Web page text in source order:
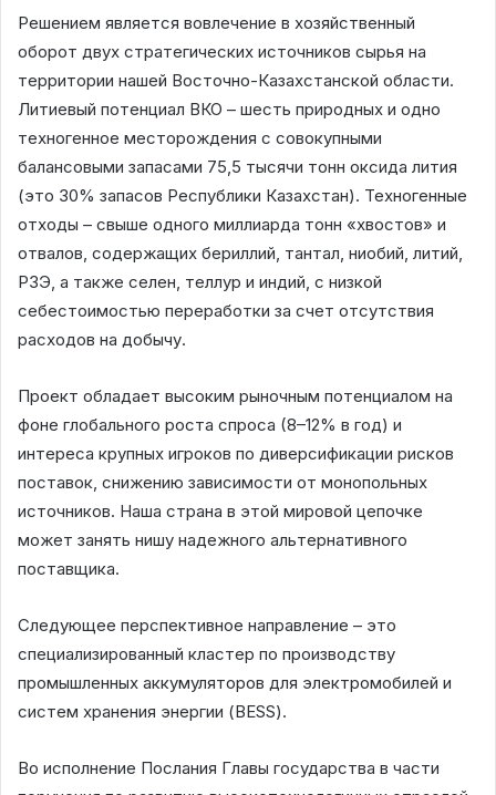
Решением является вовлечение в хозяйственный
оборот двух стратегических источников сырья на
территории нашей Восточно-Казахстанской области.
Литиевый потенциал ВКО – шесть природных и одно
техногенное месторождения с совокупными
балансовыми запасами 75,5 тысячи тонн оксида лития
(это 30% запасов Республики Казахстан). Техногенные
отходы – свыше одного миллиарда тонн «хвостов» и
отвалов, содержащих бериллий, тантал, ниобий, литий,
РЗЭ, а также селен, теллур и индий, с низкой
себестоимостью переработки за счет отсутствия
расходов на добычу.
Проект обладает высоким рыночным потенциалом на
фоне глобального роста спроса (8–12% в год) и
интереса крупных игроков по диверсификации рисков
поставок, снижению зависимости от монопольных
источников. Наша страна в этой мировой цепочке
может занять нишу надежного альтернативного
поставщика.
Следующее перспективное направление – это
специализированный кластер по производству
промышленных аккумуляторов для электромобилей и
систем хранения энергии (BESS).
Во исполнение Послания Главы государства в части